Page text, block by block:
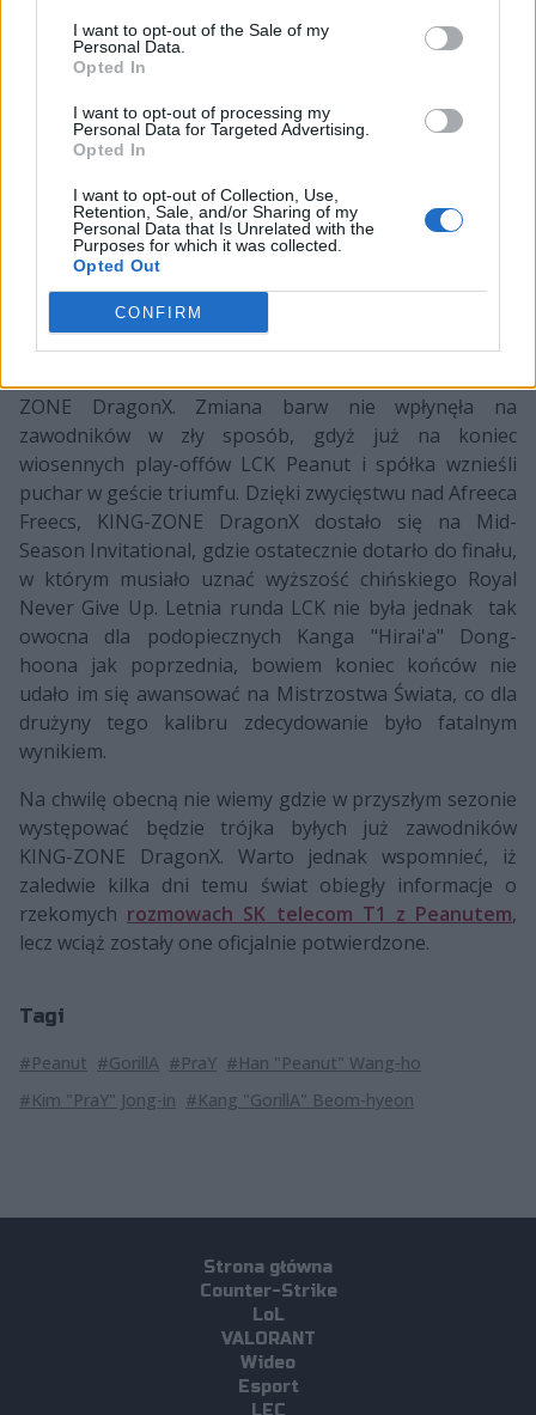
I want to opt-out of the Sale of my
Personal Data.
Opted In
I want to opt-out of processing my
Personal Data for Targeted Advertising.
Opted In
I want to opt-out of Collection, Use,
Retention, Sale, and/or Sharing of my
Personal Data that Is Unrelated with the
Purposes for which it was collected.
Opted Out
CONFIRM
Dong-ha, dżunglowaniem zajął się Moon "Cuzz" Woo-
chan, a środek mapy przejął "Bdd" Bo-seong, którego
uważano za następcę Fakera. Decyzje włodarzy
błyskawicznie okazały się być strzałem w dziesiątkę,
bowiem skład Longzhu zdominował kolejny split oraz
letnie play-offy LCK. Po nieudanych, bo zakończonych
już na ćwierćfinałach, Mistrzostwach Świata, Longzhu
postanowiło zakontraktować Peanuta, dzięki któremu
ekipa miała uzyskać o wiele większe możliwości pod
względem kompozycji.
Na początku bieżącego roku kontrakty oraz miejsce w
ZONE DragonX. Zmiana barw nie wpłynęła na
zawodników w zły sposób, gdyż już na koniec
wiosennych play-offów LCK Peanut i spółka wznieśli
puchar w geście triumfu. Dzięki zwycięstwu nad Afreeca
Freecs, KING-ZONE DragonX dostało się na Mid-
Season Invitational, gdzie ostatecznie dotarło do finału,
w którym musiało uznać wyższość chińskiego Royal
Never Give Up. Letnia runda LCK nie była jednak tak
owocna dla podopiecznych Kanga "Hirai'a" Dong-
hoona jak poprzednia, bowiem koniec końców nie
udało im się awansować na Mistrzostwa Świata, co dla
drużyny tego kalibru zdecydowanie było fatalnym
wynikiem.
Na chwilę obecną nie wiemy gdzie w przyszłym sezonie
występować będzie trójka byłych już zawodników
KING-ZONE DragonX. Warto jednak wspomnieć, iż
zaledwie kilka dni temu świat obiegły informacje o
rzekomych rozmowach SK telecom T1 z Peanutem,
lecz wciąż zostały one oficjalnie potwierdzone.
Tagi
#Peanut #GorillA #PraY #Han "Peanut" Wang-ho
#Kim "PraY" Jong-in #Kang "GorillA" Beom-hyeon
Strona główna
Counter-Strike
LoL
VALORANT
Wideo
Esport
LEC